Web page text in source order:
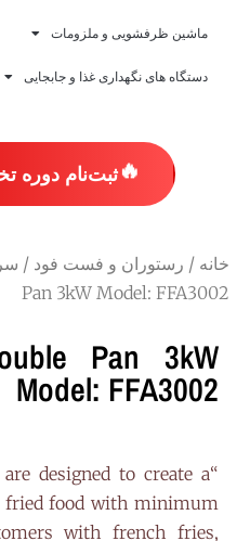
ماشین ظرفشویی و ملزومات
دستگاه های نگهداری غذا و جابجایی
🔥ثبت‌نام دوره
خانه / رستوران و فست فود /
Pan 3kW Model: FFA3002
Pan 3kW
Model: FFA3002
are designed to create a
fried food with minimum
with french fries,